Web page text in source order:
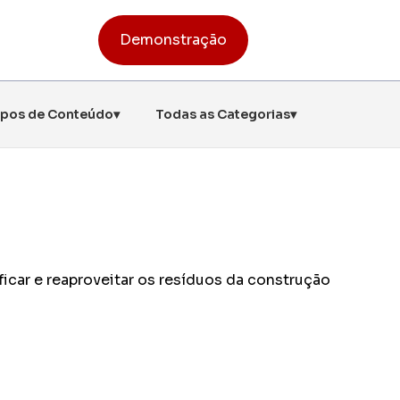
Demonstração
de suprimentos
de Conteúdo▾ Todas as Categorias▾